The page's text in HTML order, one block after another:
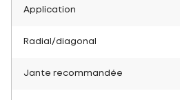
Application
Radial/diagonal
Jante recommandée